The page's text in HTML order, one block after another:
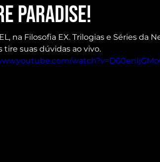
PARADISE!
na Filosofia EX. Trilogias e Séries da
tire suas dúvidas ao vivo.